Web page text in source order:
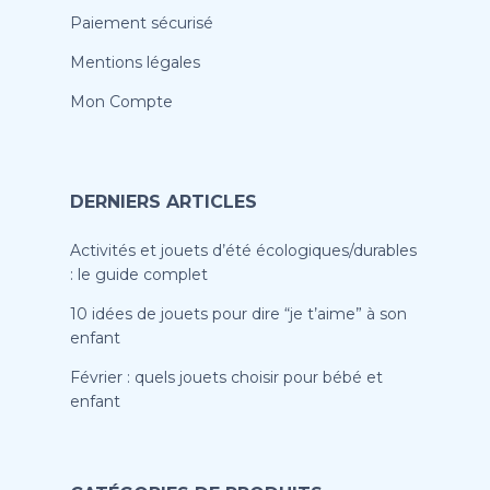
Paiement sécurisé
Mentions légales
Mon Compte
DERNIERS ARTICLES
Activités et jouets d’été écologiques/durables
: le guide complet
10 idées de jouets pour dire “je t’aime” à son
enfant
Février : quels jouets choisir pour bébé et
enfant